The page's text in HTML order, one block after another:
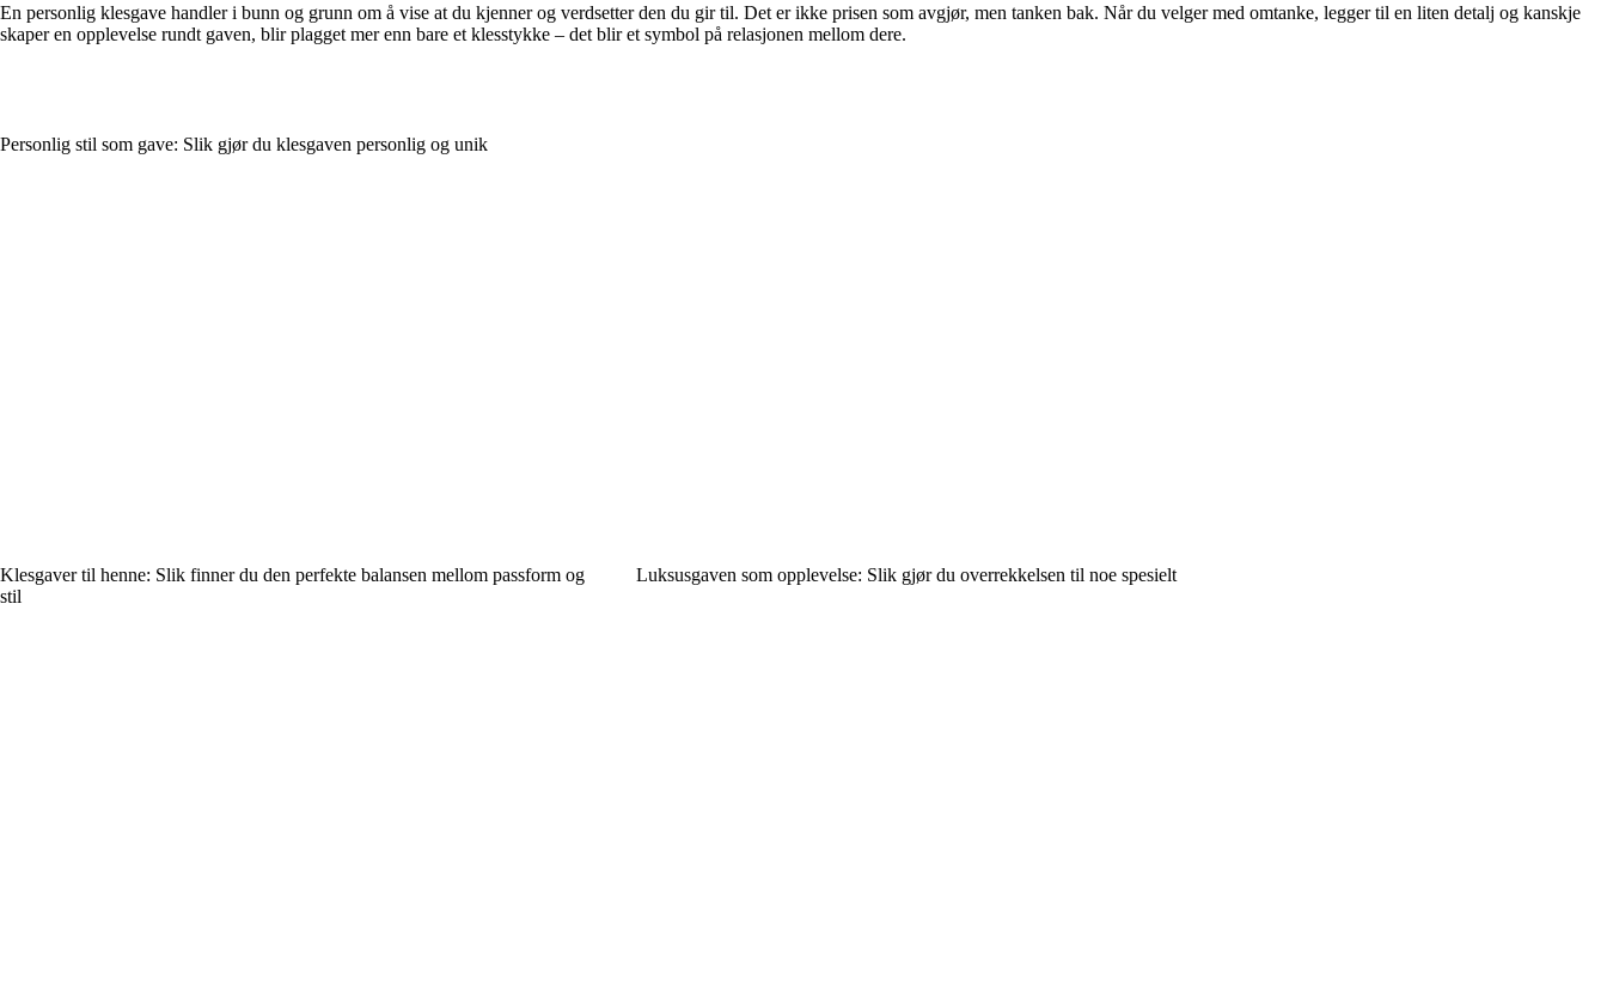
En personlig klesgave handler i bunn og grunn om å vise at du kjenner og verdsetter den du gir til. Det er ikke prisen som avgjør, men tanken bak. Når du velger med omtanke, legger til en liten detalj og kanskje
skaper en opplevelse rundt gaven, blir plagget mer enn bare et klesstykke – det blir et symbol på relasjonen mellom dere.
Personlig stil som gave: Slik gjør du klesgaven personlig og unik
Klesgaver til henne: Slik finner du den perfekte balansen mellom passform og
stil
Luksusgaven som opplevelse: Slik gjør du overrekkelsen til noe spesielt